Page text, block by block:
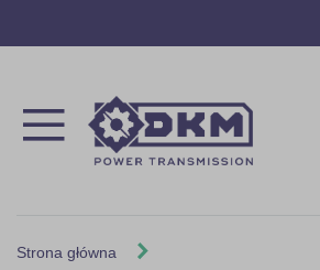
Strona główna